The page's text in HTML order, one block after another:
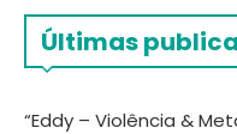
Últimas
“Eddy – Violência &